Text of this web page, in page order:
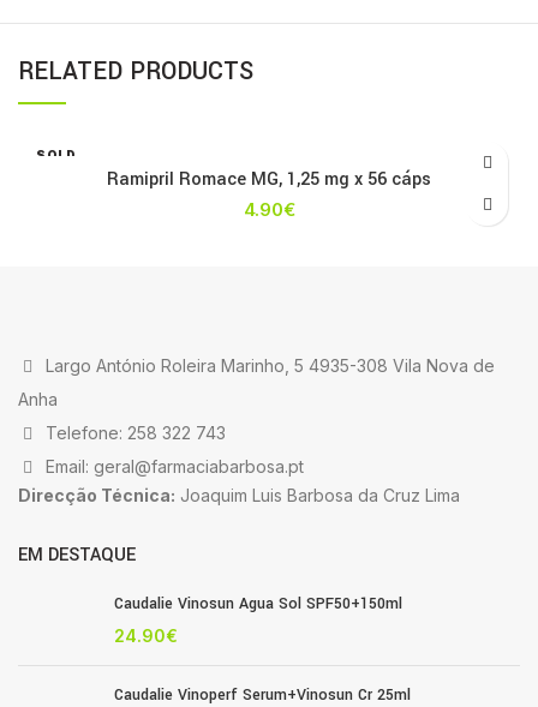
RELATED PRODUCTS
SOLD
Ramipril Romace MG, 1,25 mg x 56 cáps
4.90€
Largo António Roleira Marinho, 5 4935-308 Vila Nova de
Anha
Telefone: 258 322 743
Email: geral@farmaciabarbosa.pt
Direcção Técnica: Joaquim Luis Barbosa da Cruz Lima
EM DESTAQUE
Caudalie Vinosun Agua Sol SPF50+150ml
24.90€
Caudalie Vinoperf Serum+Vinosun Cr 25ml